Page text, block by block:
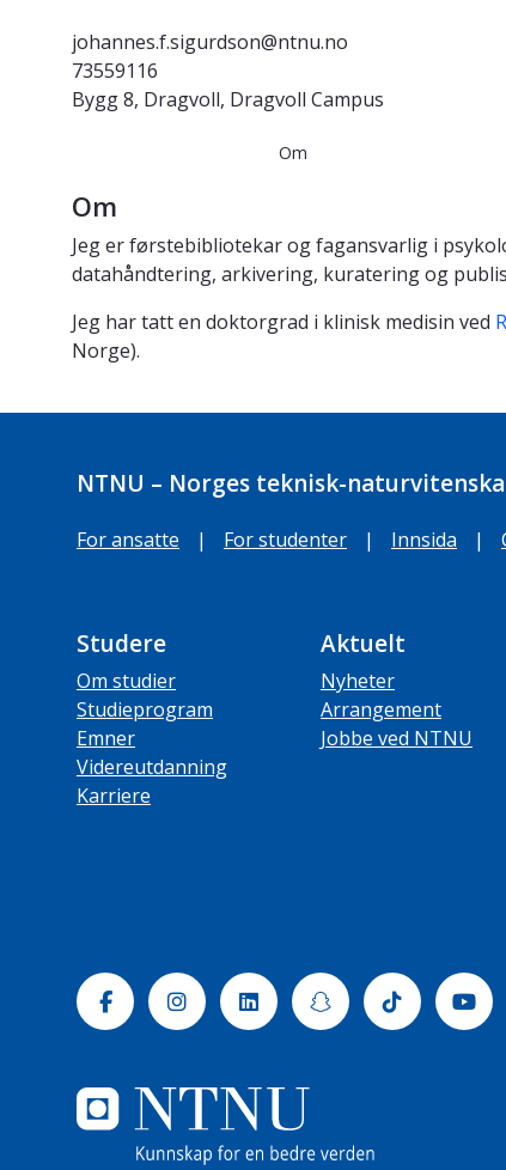
johannes.f.sigurdson@ntnu.no
73559116
Bygg 8, Dragvoll, Dragvoll Campus
Om
Om
Jeg er førstebibliotekar og fagansvarlig i
datahåndtering, arkivering, kuratering og
Jeg har tatt en doktorgrad i klinisk medisin ved
Norge).
NTNU – Norges teknisk-
For ansatte | For studenter | Innsida |
Studere
Om studier
Studieprogram
Emner
Videreutdanning
Karriere
Aktuelt
Nyheter
Arrangement
Jobbe ved NTNU
FacebookInstagramLinkedinSnapchatTiktok